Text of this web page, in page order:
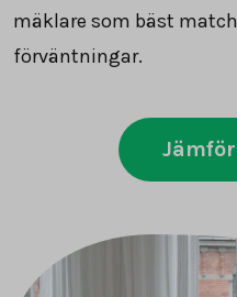
mäklare som bäst
förväntningar.